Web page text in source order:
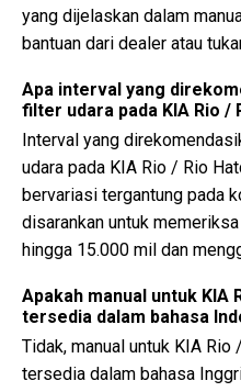
yang dijelaskan dalam
bantuan dari dealer atau
Apa interval yang
filter udara pada KIA Rio /
Interval yang
udara pada KIA Rio / Rio
bervariasi tergantung pada
disarankan untuk
hingga 15.000 mil dan
Apakah manual untuk KIA
tersedia dalam bahasa
Tidak, manual untuk KIA
tersedia dalam bahasa